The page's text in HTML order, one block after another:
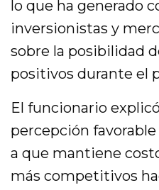
lo que ha generado
inversionistas y
sobre la posibilidad
positivos durante el
El funcionario
percepción
a que mantiene
más competitivos